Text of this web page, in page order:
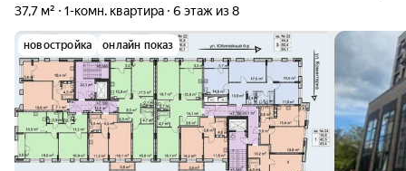
37,7 м² 1-комн. квартира 6 этаж из 8
новостройка онлайн показ